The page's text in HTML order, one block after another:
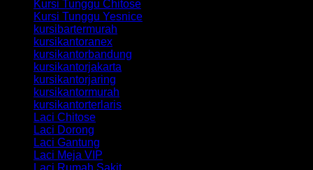
Kursi Tunggu Chitose
Kursi Tunggu Yesnice
kursibartermurah
kursikantoranex
kursikantorbandung
kursikantorjakarta
kursikantorjaring
kursikantormurah
kursikantorterlaris
Laci Chitose
Laci Dorong
Laci Gantung
Laci Meja VIP
Laci Rumah Sakit